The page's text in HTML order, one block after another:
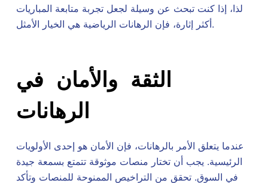
لذا، إذا كنت تبحث عن وسيلة لجعل تجربة متابعة المباريات
أكثر إثارة، فإن الرهانات الرياضية هي الخيار الأمثل.
الثقة والأمان في
الرهانات
عندما يتعلق الأمر بالرهانات، فإن الأمان هو إحدى الأولويات
الرئيسية. يجب أن تختار منصات موثوقة تتمتع بسمعة جيدة
في السوق. تحقق من التراخيص الممنوحة للمنصات وتأكد